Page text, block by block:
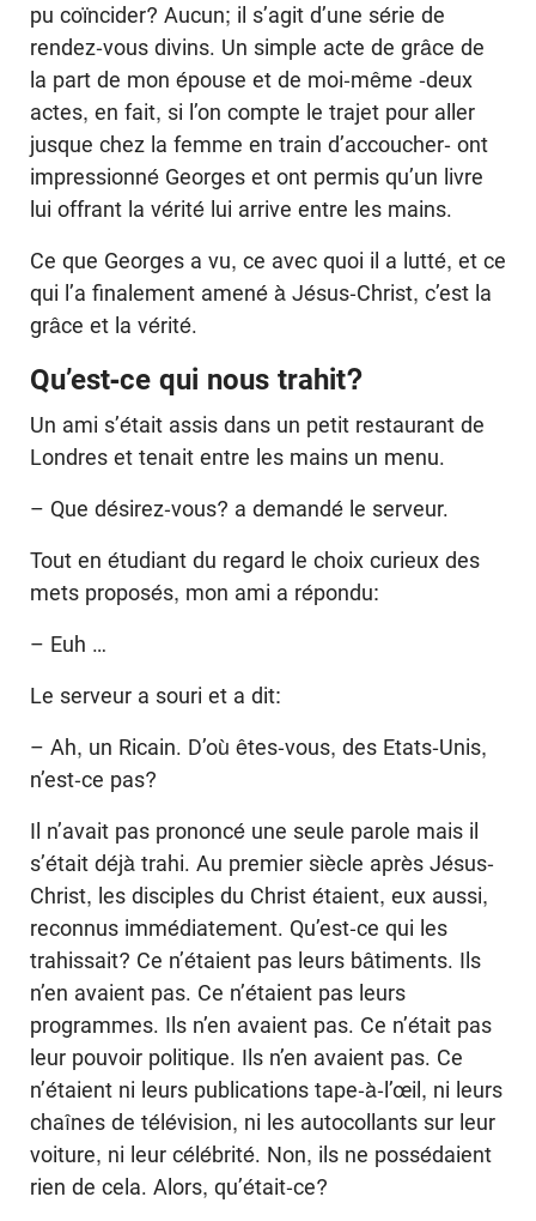
pu coïncider? Aucun; il s’agit d’une série de
rendez-vous divins. Un simple acte de grâce de
la part de mon épouse et de moi-même -deux
actes, en fait, si l’on compte le trajet pour aller
jusque chez la femme en train d’accoucher- ont
impressionné Georges et ont permis qu’un livre
lui offrant la vérité lui arrive entre les mains.
Ce que Georges a vu, ce avec quoi il a lutté, et ce
qui l’a finalement amené à Jésus-Christ, c’est la
grâce et la vérité.
Qu’est-ce qui nous trahit?
Un ami s’était assis dans un petit restaurant de
Londres et tenait entre les mains un menu.
– Que désirez-vous? a demandé le serveur.
Tout en étudiant du regard le choix curieux des
mets proposés, mon ami a répondu:
– Euh …
Le serveur a souri et a dit:
– Ah, un Ricain. D’où êtes-vous, des Etats-Unis,
n’est-ce pas?
Il n’avait pas prononcé une seule parole mais il
s’était déjà trahi. Au premier siècle après Jésus-
Christ, les disciples du Christ étaient, eux aussi,
reconnus immédiatement. Qu’est-ce qui les
trahissait? Ce n’étaient pas leurs bâtiments. Ils
n’en avaient pas. Ce n’étaient pas leurs
programmes. Ils n’en avaient pas. Ce n’était pas
leur pouvoir politique. Ils n’en avaient pas. Ce
n’étaient ni leurs publications tape-à-l’œil, ni leurs
chaînes de télévision, ni les autocollants sur leur
voiture, ni leur célébrité. Non, ils ne possédaient
rien de cela. Alors, qu’était-ce?